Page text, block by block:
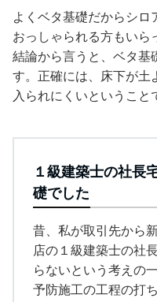
よくベタ基礎だからシロ
おっしゃられる方もいら
結論から言うと、ベタ基
す。正確には、床下が土
入られにくいということ
１級建築士の社長
礎でした
昔、私が取引先から
店の１級建築士の社
らないという考えの
予防施工の工程の打